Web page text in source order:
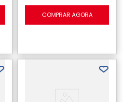
COMPRAR AGORA